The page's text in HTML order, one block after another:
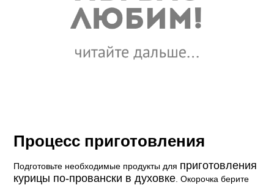
Процесс приготовления
Подготовьте необходимые продукты для приготовления
курицы по-провански в духовке . Окорочка берите